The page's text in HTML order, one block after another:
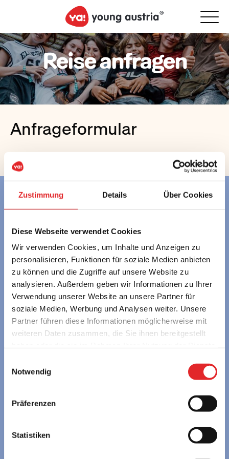
Zustimmung Details Über Cookies
Diese Webseite verwendet Cookies
Wir verwenden Cookies, um Inhalte und Anzeigen zu
personalisieren, Funktionen für soziale Medien anbieten
zu können und die Zugriffe auf unsere Website zu
analysieren. Außerdem geben wir Informationen zu Ihrer
Verwendung unserer Website an unsere Partner für
soziale Medien, Werbung und Analysen weiter. Unsere
Partner führen diese Informationen möglicherweise mit
weiteren Daten zusammen, die Sie ihnen bereitgestellt
Notwendig
Präferenzen
Statistiken
Reise anfragen
Anfrageformular
Gemeinsam
young austria – Österreichs Erlebnisgästehäuser
GmbH
Alpenstraße 108a • 5020 Salzburg • Austria
servus@youngaustria.com
+43 662 62 57 58
MO bis DO 7:30 – 16:00 Uhr | FR 7:30 – 14:00 Uhr
SCHULEN